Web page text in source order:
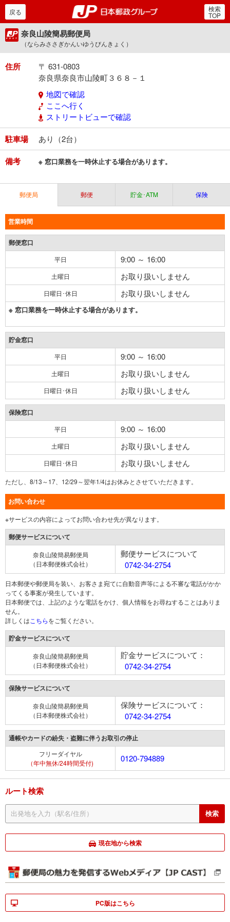
郵便局・日本郵政グルー
戻る 検索
TOP
奈良山陵簡易郵便局
（ならみささぎかんいゆうびんきょく）
住所
〒 631-0803
奈良県奈良市山陵町３６８－１
地図で確認
ここへ行く
ストリートビューで確認
駐車場 あり（2台）
備考 ※ 窓口業務を一時休止する場合があります。
郵便局 郵便 貯金･ATM 保険
営業時間
郵便窓口
平日 9:00 ～ 16:00
土曜日 お取り扱いしません
日曜日･休日 お取り扱いしません
※ 窓口業務を一時休止する場合があります。
貯金窓口
平日 9:00 ～ 16:00
土曜日 お取り扱いしません
日曜日･休日 お取り扱いしません
保険窓口
平日 9:00 ～ 16:00
土曜日 お取り扱いしません
日曜日･休日 お取り扱いしません
ただし、8/13～17、12/29～翌年1/4はお休みとさせていただきます。
お問い合わせ
※サービスの内容によってお問い合わせ先が異なります。
郵便サービスについて
奈良山陵簡易郵便局
（日本郵便株式会社）
郵便サービスについて
0742-34-2754
日本郵便や郵便局を装い、お客さま宛てに自動音声等による不審な電話がかか
ってくる事案が発生しています。
日本郵便では、上記のような電話をかけ、個人情報をお尋ねすることはありま
せん。
詳しくは こちらをご覧ください。
貯金サービスについて
奈良山陵簡易郵便局
（日本郵便株式会社）
貯金サービスについて：
0742-34-2754
保険サービスについて
奈良山陵簡易郵便局
（日本郵便株式会社）
保険サービスについて：
0742-34-2754
通帳やカードの紛失・盗難に伴うお取引の停止
フリーダイヤル
（年中無休/24時間受付)
0120-794889
ルート検索
現在地から検索
PC版はこちら